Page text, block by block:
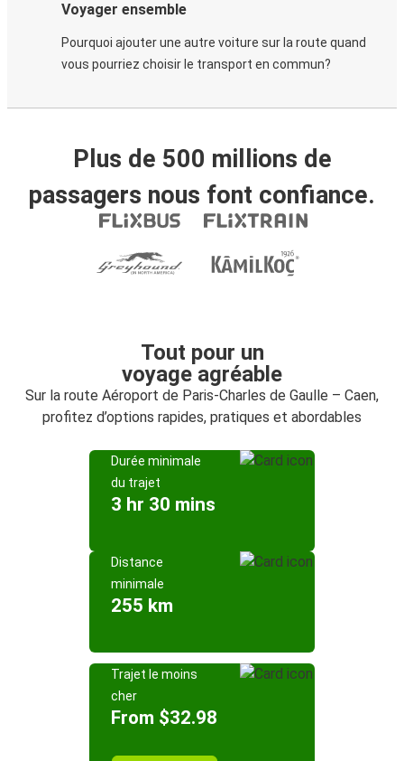
Voyager ensemble
Pourquoi ajouter une autre voiture sur la route quand
vous pourriez choisir le transport en commun?
Plus de 500 millions de
passagers nous font confiance.
Tout pour un
voyage agréable
Sur la route Aéroport de Paris-Charles de Gaulle – Caen,
profitez d’options rapides, pratiques et abordables
Durée minimale
du trajet
3 hr 30 mins
Distance
minimale
255 km
Trajet le moins
cher
From $32.98